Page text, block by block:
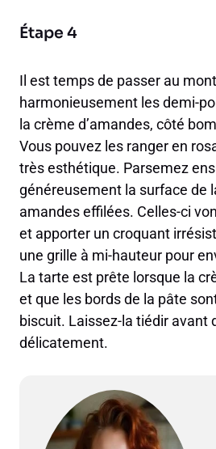
Étape 4
Il est temps de passer au
harmonieusement les demi-
la crème d’amandes, côté
Vous pouvez les ranger en
très esthétique. Parsemez
généreusement la surface de
amandes effilées. Celles-ci
et apporter un croquant
une grille à mi-hauteur pour
La tarte est prête lorsque la
et que les bords de la pâte
biscuit. Laissez-la tiédir avant
délicatement.